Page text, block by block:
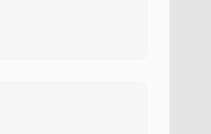
pudesse atender a
resoluções de